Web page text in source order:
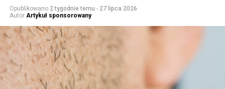
Opublikowano 2 tygodnie temu - 27 lipca 2026
Autor Artykuł sponsorowany